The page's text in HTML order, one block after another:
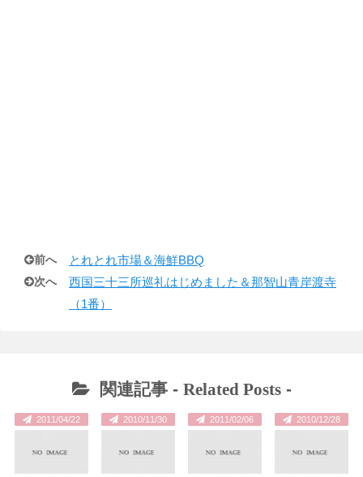
前へ とれとれ市場＆海鮮BBQ
次へ
西国三十三所巡礼はじめました＆那智山青岸渡寺
（1番）
関連記事 - Related Posts-
2011/04/22 2010/11/30 2011/02/06 2010/12/28